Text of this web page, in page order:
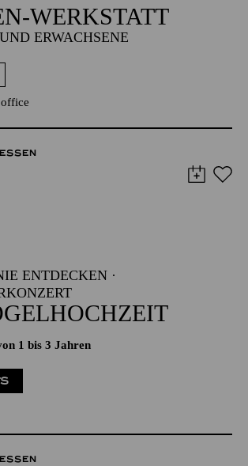
WERKSTATT
ERWACHSENE
ENTDECKEN ·
1 bis 3 Jahren